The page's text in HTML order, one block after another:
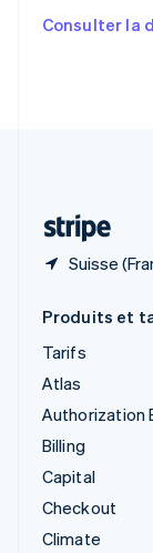
Consulter la
Suisse
English
Produits et
Tarifs
Atlas
Authorization
Billing
Capital
Checkout
Climate